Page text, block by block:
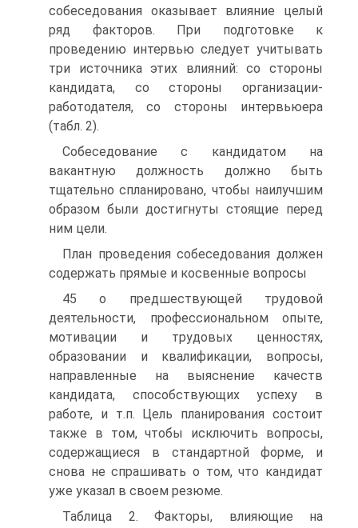
собеседования оказывает влияние целый
ряд факторов. При подготовке к
проведению интервью следует учитывать
три источника этих влияний: со стороны
кандидата, со стороны организации-
работодателя, со стороны интервьюера
(табл. 2).
Собеседование с кандидатом на
вакантную должность должно быть
тщательно спланировано, чтобы наилучшим
образом были достигнуты стоящие перед
ним цели.
План проведения собеседования должен
содержать прямые и косвенные вопросы
45 о предшествующей трудовой
деятельности, профессиональном опыте,
мотивации и трудовых ценностях,
образовании и квалификации, вопросы,
направленные на выяснение качеств
кандидата, способствующих успеху в
работе, и т.п. Цель планирования состоит
также в том, чтобы исключить вопросы,
содержащиеся в стандартной форме, и
снова не спрашивать о том, что кандидат
уже указал в своем резюме.
Таблица 2. Факторы, влияющие на